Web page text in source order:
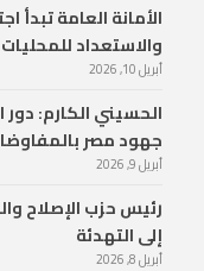
الأمانة العامة تبدأ
والاستعداد للمحليات
أبريل 10, 2026
الحسيني الكارم:
جهود مصر
أبريل 9, 2026
رئيس حزب الإصلاح
إلى التهدئة
أبريل 8, 2026